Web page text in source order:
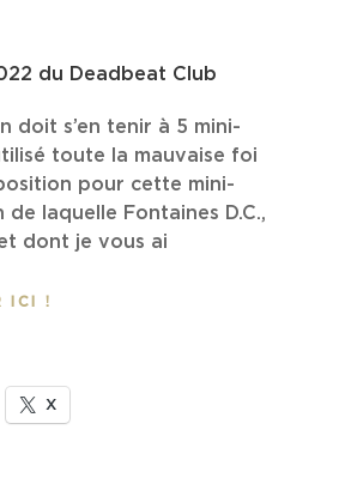
du Deadbeat Club
doit s’en tenir à 5 mini-
toute la mauvaise foi
pour cette mini-
de laquelle Fontaines D.C.,
dont je vous ai
ICI !
2022
DU
X